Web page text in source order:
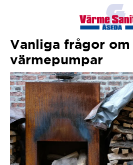
Vanliga frågor om
värmepumpar